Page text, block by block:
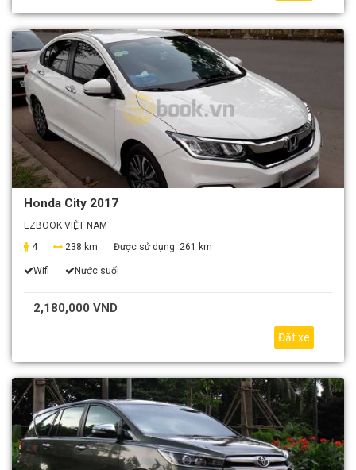
Honda City 2017
EZBOOK VIỆT NAM
4
238 km Được sử dụng: 261 km
Wifi Nước suối
2,180,000 VND
Đặt xe